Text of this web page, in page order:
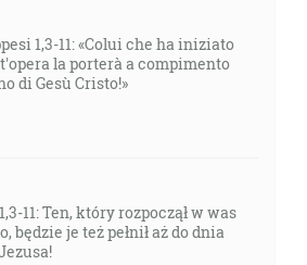
1,3-11: «Colui che ha iniziato
la porterà a compimento
di Gesù Cristo!»
11: Ten, który rozpoczął w was
będzie je też pełnił aż do dnia